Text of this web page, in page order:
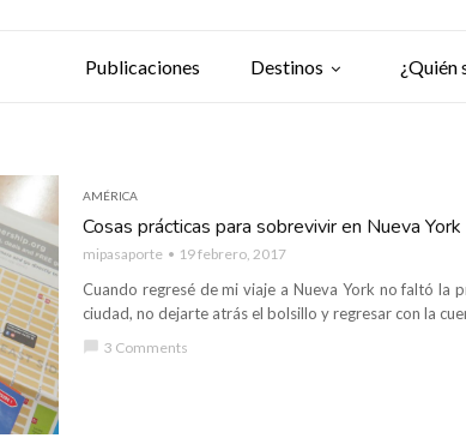
Publicaciones Destinos ¿Quién
AMÉRICA
Cosas prácticas para sobrevivir en Nueva York
mipasaporte 19 febrero, 2017
Cuando regresé de mi viaje a Nueva York no faltó la
ciudad, no dejarte atrás el bolsillo y regresar con la
chat_bubble 3 Comments